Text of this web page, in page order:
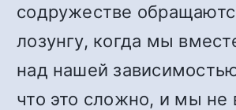
содружестве
лозунгу, когда мы
над нашей
что это сложно, и мы не